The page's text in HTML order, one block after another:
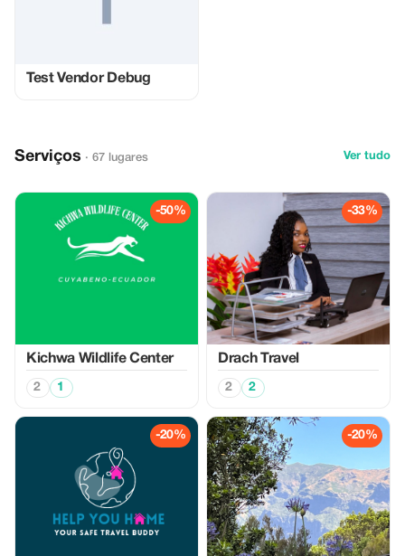
Test Vendor Debug
Serviços · 67 lugares Ver tudo
-50%
Kichwa Wildlife Center
2 1
-33%
Drach Travel
2 2
-20% -20%